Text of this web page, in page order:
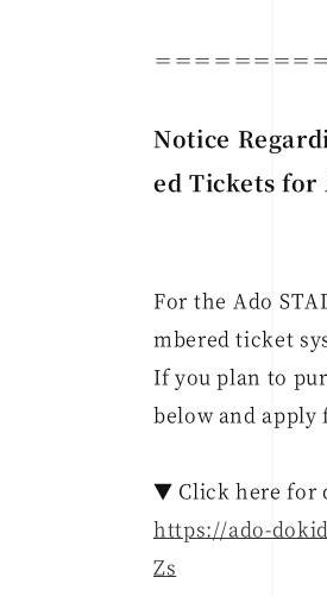
＝＝＝＝＝＝＝＝
Notice
ed Tickets for
For the Ado
mbered ticket
If you plan to
below and apply
▼ Click here for
https://ado-
Zs